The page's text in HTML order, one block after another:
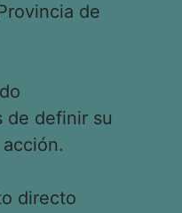
de
de definir su
directo